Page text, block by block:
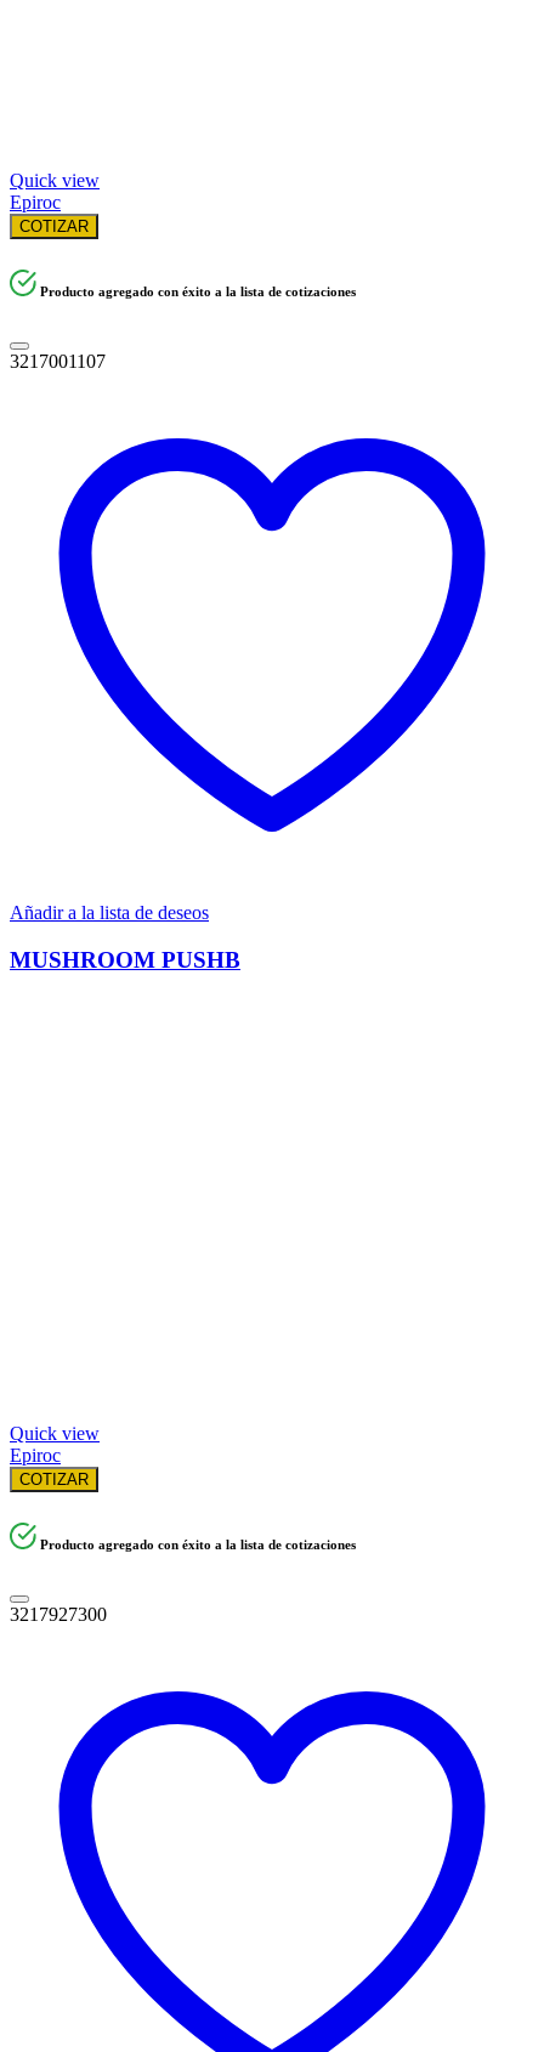
Quick view
Epiroc
COTIZAR
Producto agregado con éxito a la lista de cotizaciones
3217001107
Añadir a la lista de deseos
MUSHROOM PUSHB
Quick view
Epiroc
COTIZAR
Producto agregado con éxito a la lista de cotizaciones
3217927300